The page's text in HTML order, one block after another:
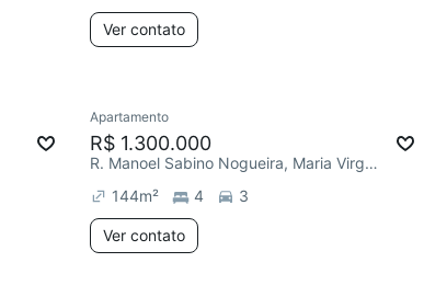
Ver contato
Apartamento
R$ 1.300.000
R. Manoel Sabino Nogueira, Maria Virgínia
144m² 4 3
Ver contato